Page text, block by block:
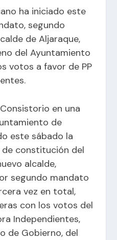
ha iniciado este
segundo
de Aljaraque,
del Ayuntamiento
votos a favor de PP
en una
de
este sábado la
constitución del
alcalde,
segundo mandato
vez en total,
con los votos del
Independientes,
de Gobierno, del